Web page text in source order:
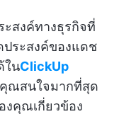
สงค์ทางธุรกิจที่
ประสงค์ของแดช
ในClickUp
ณสนใจมากที่สุด
คุณเกี่ยวข้อง